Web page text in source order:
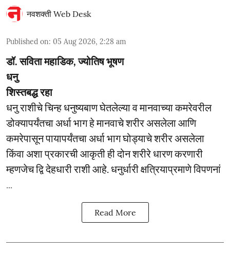
नवशक्ती Web Desk
Published on: 05 Aug 2026, 2:28 am
डॉ. सविता महाडिक, ज्योतिष भूषण
धनु
शिस्तबद्ध रहा
धनु राशीचे चिन्ह धनुष्यबाण घेतलेल्या व मानवाच्या कमरेवरील
डोक्यापर्यंतचा अर्धा भाग हे मानवाचे शरीर असलेला आणि
कमरेपासून पायापर्यंतचा अर्धा भाग घोड्याचे शरीर असलेला
किंवा अशा प्रकारची आकृती ही दोन शरीरे धारण करणारी
म्हणजेच द्वि देहधारी राशी आहे. धनुर्धारी क्षत्रियाप्रमाणे विपणनां
Read More